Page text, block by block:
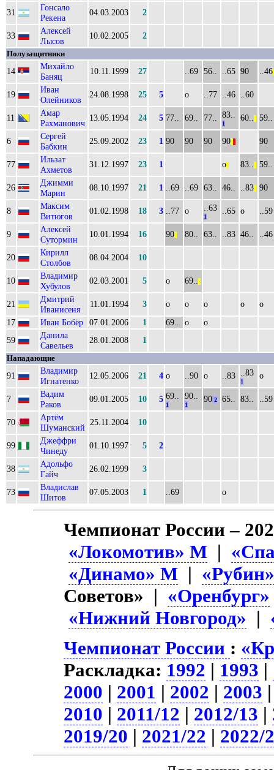
31
Гонсало
Рекена
04.03.2003 2
33
Алексей
Лысов
10.02.2005 2
Полузащитники
14
Михайло
Баняц
10.11.1999 27 ..69 56.. ..65 90 ..46
19
Иван
Олейников
24.08.1998 25 5 о ..77 ..46 ..60
11
Амар
Рахманович
13.05.1994 24 5 77.. 69.. 77.. 83..
1
60.. 59..
6
Сергей
Бабкин
25.09.2002 23 1 90 90 90 90 90
77
Ильзат
Ахметов
31.12.1997 23 1 о 83.. 59..
26
Джимми
Марин
08.10.1997 21 1 ..69 ..69 63.. 46.. ..83 90
8
Максим
Витюгов
01.02.1998 18 3 ..77 о ..63
1
..65 о ..59
9
Алексей
Сутормин
10.01.1994 16 90 80.. 63.. ..83 46.. ..46
20
Кирилл
Столбов
08.04.2004 10
10
Владимир
Хубулов
02.03.2001 5 о 69..
21
Дмитрий
Иванисеня
11.01.1994 3 о о о о
о
17
Иван Бобёр 07.01.2006 1 69.. о
о
59
Данила
Савельев
28.01.2008 1
Нападающие
91
Владимир
Игнатенко
12.05.2006 21 4 о ..90 о ..83 ..83
1
о
7
Вадим
Раков
09.01.2005 10 5 69..
1
90..
1
90 2 65.. 83.. ..59
70
Артём
Шуманский
25.11.2004 10
99
Джеффри
Чинеду
01.10.1997 5 2
38
Адольфо
Гайч
26.02.1999 3
73
Владислав
Шитов
07.05.2003 1 ..69 о
Чемпионат России –
«Локомотив» М |
«Динамо» М |
Советов» | «Оренбург»
«Нижний Новгород» |
Чемпионат России :
Раскладка: 1992 | 1993 |
2000 | 2001 | 2002 | 2003
2010 | 2011/12 | 2012/13 |
2019/20 | 2021/22 | 2022/